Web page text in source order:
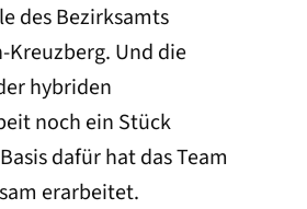
des Bezirksamts
Kreuzberg. Und die
hybriden
noch ein Stück
dafür hat das Team
erarbeitet.